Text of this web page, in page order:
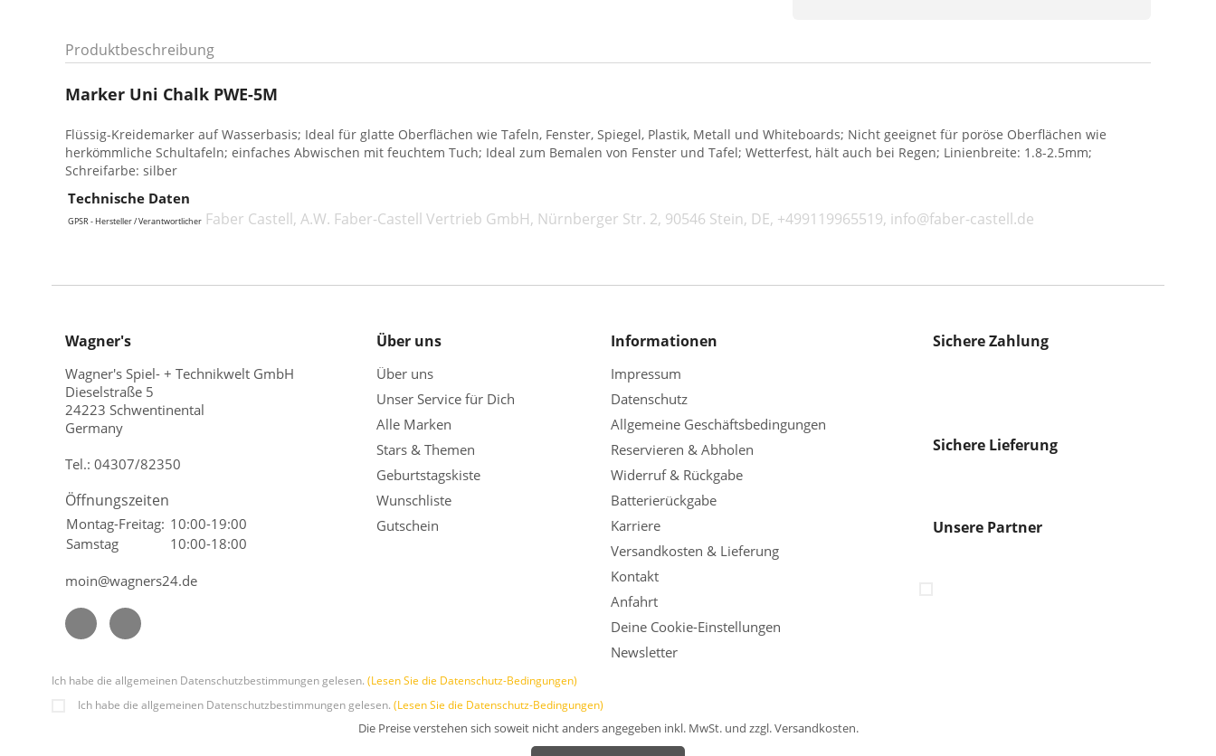
Produktbeschreibung
Marker Uni Chalk PWE-5M
Flüssig-Kreidemarker auf Wasserbasis; Ideal für glatte Oberflächen wie Tafeln, Fenster, Spiegel, Plastik, Metall und Whiteboards; Nicht geeignet für poröse Oberflächen wie
herkömmliche Schultafeln; einfaches Abwischen mit feuchtem Tuch; Ideal zum Bemalen von Fenster und Tafel; Wetterfest, hält auch bei Regen; Linienbreite: 1.8-2.5mm;
Schreifarbe: silber
Technische Daten
GPSR - Hersteller / Verantwortlicher Faber Castell, A.W. Faber-Castell Vertrieb GmbH, Nürnberger Str. 2, 90546 Stein, DE, +499119965519, info@faber-castell.de
Wagner's
Wagner's Spiel- + Technikwelt GmbH
Dieselstraße 5
24223 Schwentinental
Germany
Tel.: 04307/82350
Öffnungszeiten
Montag-Freitag: 10:00-19:00
Samstag
10:00-18:00
moin@wagners24.de
Über uns
Über uns
Unser Service für Dich
Alle Marken
Stars & Themen
Geburtstagskiste
Wunschliste
Gutschein
Informationen
Impressum
Datenschutz
Allgemeine Geschäftsbedingungen
Reservieren & Abholen
Widerruf & Rückgabe
Batterierückgabe
Karriere
Versandkosten & Lieferung
Kontakt
Anfahrt
Deine Cookie-Einstellungen
Newsletter
Sichere Zahlung
Sichere Lieferung
Unsere Partner
Ich habe die allgemeinen Datenschutzbestimmungen gelesen. (Lesen Sie die Datenschutz-Bedingungen)
Ich habe die allgemeinen Datenschutzbestimmungen gelesen. (Lesen Sie die Datenschutz-Bedingungen)
Die Preise verstehen sich soweit nicht anders angegeben inkl. MwSt. und zzgl. Versandkosten.